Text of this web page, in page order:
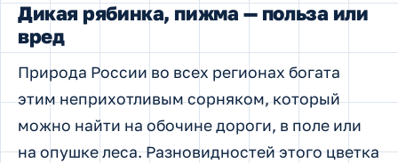
Дикая рябинка, пижма — польза или
вред
Природа России во всех регионах богата
этим неприхотливым сорняком, который
можно найти на обочине дороги, в поле или
на опушке леса. Разновидностей этого цветка